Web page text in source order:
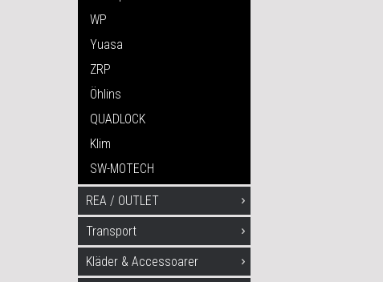
WP
Yuasa
ZRP
Öhlins
QUADLOCK
Klim
SW-MOTECH
REA / OUTLET
Transport
Kläder & Accessoarer